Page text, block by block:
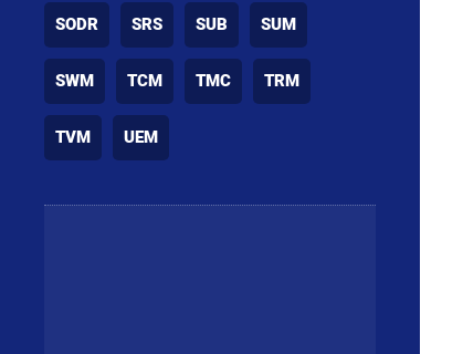
SODR SRS SUB SUM
SWM TCM TMC TRM
TVM UEM